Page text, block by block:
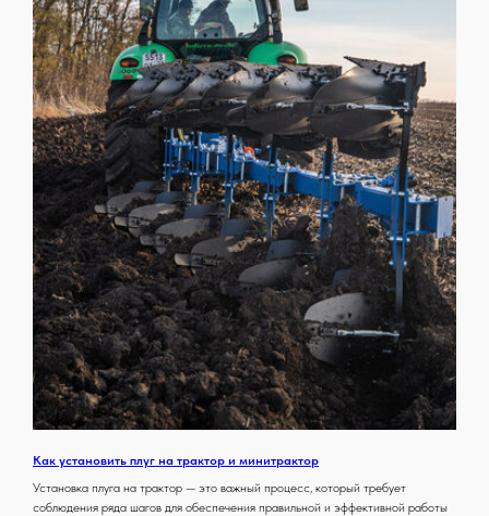
Как установить плуг на трактор и минитрактор
Установка плуга на трактор — это важный процесс, который требует
соблюдения ряда шагов для обеспечения правильной и эффективной работы